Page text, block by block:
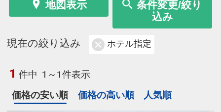
地図表示
条件変更/絞り
込み
現在の絞り込み ホテル指定
1 件中 1～1件表示
価格の安い順
価格の高い順 人気順